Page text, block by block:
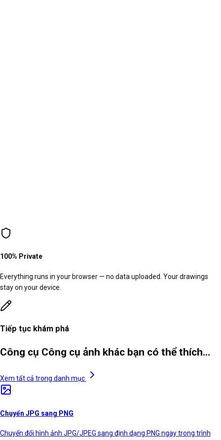
100% Private
Everything runs in your browser — no data uploaded. Your drawings
stay on your device.
Tiếp tục khám phá
Công cụ Công cụ ảnh khác bạn có thể thích…
Xem tất cả trong danh mục
Chuyển JPG sang PNG
Chuyển đổi hình ảnh JPG/JPEG sang định dạng PNG ngay trong trình